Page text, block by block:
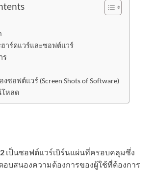
าร์ดแวร์และซอฟต์แวร์
ร
ซอฟต์แวร์ (Screen Shots of Software)
โหลด
เป็นซอฟต์แวร์เบิร์นแผ่นที่ครอบคลุมซึ่ง
อบสนองความต้องการของผู้ใช้ที่ต้องการ